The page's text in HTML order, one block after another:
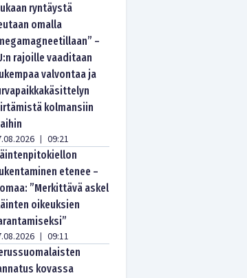
ryntäystä
omalla
–
rajoille vaaditaan
valvontaa ja
kolmansiin
| 09:21
etenee –
”Merkittävä askel
oikeuksien
| 09:11
kovassa